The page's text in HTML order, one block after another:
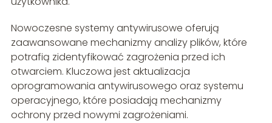
Nowoczesne systemy antywirusowe oferują
zaawansowane mechanizmy analizy plików, które
potrafią zidentyfikować zagrożenia przed ich
otwarciem. Kluczowa jest aktualizacja
oprogramowania antywirusowego oraz systemu
operacyjnego, które posiadają mechanizmy
ochrony przed nowymi zagrożeniami.